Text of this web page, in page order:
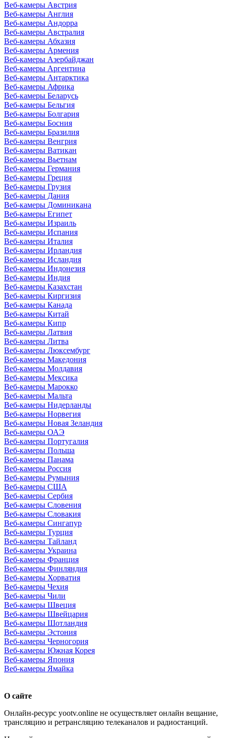
Веб-камеры Австрия
Веб-камеры Англия
Веб-камеры Андорра
Веб-камеры Австралия
Веб-камеры Абхазия
Веб-камеры Армения
Веб-камеры Азербайджан
Веб-камеры Аргентина
Веб-камеры Антарктика
Веб-камеры Африка
Веб-камеры Беларусь
Веб-камеры Бельгия
Веб-камеры Болгария
Веб-камеры Босния
Веб-камеры Бразилия
Веб-камеры Венгрия
Веб-камеры Ватикан
Веб-камеры Вьетнам
Веб-камеры Германия
Веб-камеры Греция
Веб-камеры Грузия
Веб-камеры Дания
Веб-камеры Доминикана
Веб-камеры Египет
Веб-камеры Израиль
Веб-камеры Испания
Веб-камеры Италия
Веб-камеры Ирландия
Веб-камеры Исландия
Веб-камеры Индонезия
Веб-камеры Индия
Веб-камеры Казахстан
Веб-камеры Киргизия
Веб-камеры Канада
Веб-камеры Китай
Веб-камеры Кипр
Веб-камеры Латвия
Веб-камеры Литва
Веб-камеры Люксембург
Веб-камеры Македония
Веб-камеры Молдавия
Веб-камеры Мексика
Веб-камеры Марокко
Веб-камеры Мальта
Веб-камеры Нидерланды
Веб-камеры Норвегия
Веб-камеры Новая Зеландия
Веб-камеры ОАЭ
Веб-камеры Португалия
Веб-камеры Польша
Веб-камеры Панама
Веб-камеры Россия
Веб-камеры Румыния
Веб-камеры США
Веб-камеры Сербия
Веб-камеры Словения
Веб-камеры Словакия
Веб-камеры Сингапур
Веб-камеры Турция
Веб-камеры Тайланд
Веб-камеры Украина
Веб-камеры Франция
Веб-камеры Финляндия
Веб-камеры Хорватия
Веб-камеры Чехия
Веб-камеры Чили
Веб-камеры Швеция
Веб-камеры Швейцария
Веб-камеры Шотландия
Веб-камеры Эстония
Веб-камеры Черногория
Веб-камеры Южная Корея
Веб-камеры Япония
Веб-камеры Ямайка
О сайте
Онлайн-ресурс yootv.online не осуществляет онлайн вещание,
трансляцию и ретрансляцию телеканалов и радиостанций.